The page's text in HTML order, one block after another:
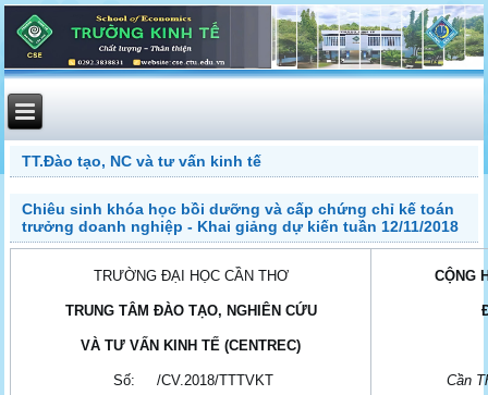
TT.Đào tạo, NC và tư vấn kinh tế
Chiêu sinh khóa học bồi dưỡng và cấp chứng chỉ kế toán
trưởng doanh nghiệp - Khai giảng dự kiến tuần 12/11/2018
TRƯỜNG ĐẠI HỌC CẦN THƠ
TRUNG TÂM ĐÀO TẠO, NGHIÊN CỨU
VÀ TƯ VẤN KINH TẾ (CENTREC)
Số: /CV.2018/TTTVKT
CỘNG
Cần